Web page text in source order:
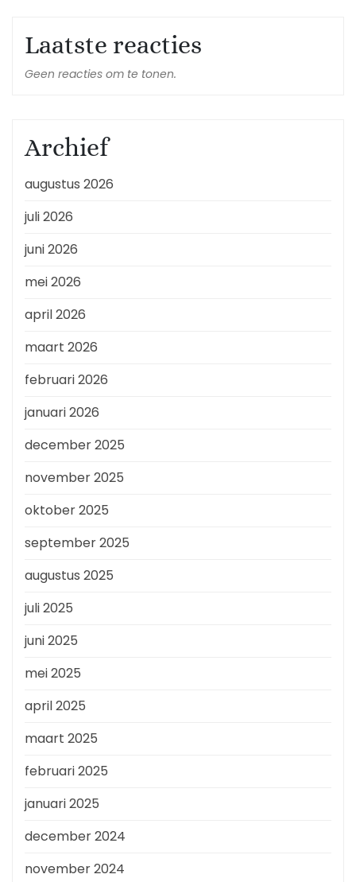
Laatste reacties
Geen reacties om te tonen.
Archief
augustus 2026
juli 2026
juni 2026
mei 2026
april 2026
maart 2026
februari 2026
januari 2026
december 2025
november 2025
oktober 2025
september 2025
augustus 2025
juli 2025
juni 2025
mei 2025
april 2025
maart 2025
februari 2025
januari 2025
december 2024
november 2024